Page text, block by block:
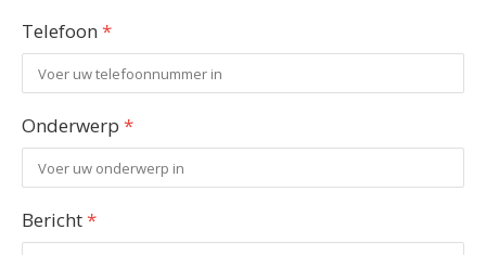
Telefoon *
Onderwerp *
Bericht*